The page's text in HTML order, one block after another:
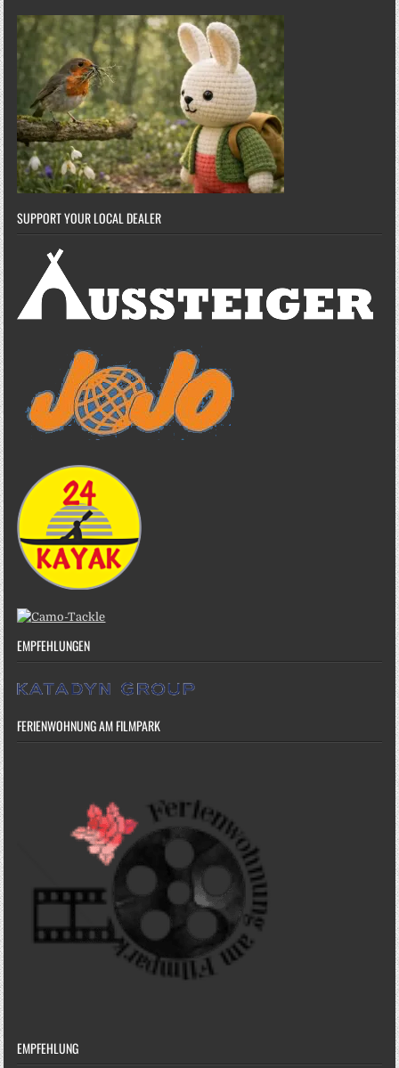
SUPPORT YOUR LOCAL DEALER
EMPFEHLUNGEN
FERIENWOHNUNG AM FILMPARK
EMPFEHLUNG